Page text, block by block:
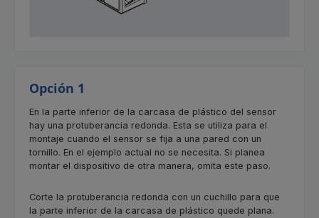
Opción 1
En la parte inferior de la carcasa de plástico del sensor
hay una protuberancia redonda. Esta se utiliza para el
montaje cuando el sensor se fija a una pared con un
tornillo. En el ejemplo actual no se necesita. Si planea
montar el dispositivo de otra manera, omita este paso.
Corte la protuberancia redonda con un cuchillo para que
la parte inferior de la carcasa de plástico quede plana.